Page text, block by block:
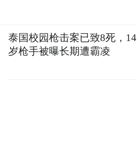
泰国校园枪击案已致8死，14
岁枪手被曝长期遭霸凌